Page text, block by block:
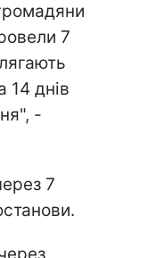
7
14 днів
-
7